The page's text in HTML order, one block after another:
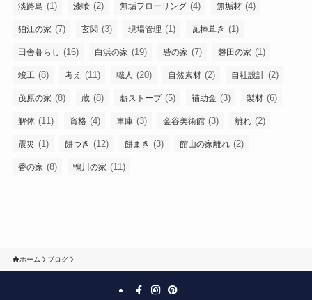
淡路島 (1) 漆喰 (2) 無垢フローリング (4) 無垢材 (4)
狛江の家 (7) 玄関 (3) 現場管理 (1) 瓦棒葺き (1)
田舎暮らし (16) 白浜の家 (19) 砦の家 (7) 磐田の家 (1)
竣工 (8) 考え (11) 職人 (20) 自然素材 (2) 自社設計 (2)
茂原の家 (8) 蔵 (8) 薪ストーブ (5) 補助金 (3) 製材 (6)
解体 (11) 資格 (4) 車庫 (3) 金谷美術館 (3) 離れ (2)
震災 (1) 餅つき (12) 餅まき (3) 館山の家離れ (2)
香の家 (8) 鴨川の家 (11)
ホーム ブログ